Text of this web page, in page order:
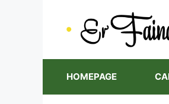
HOMEPAGE